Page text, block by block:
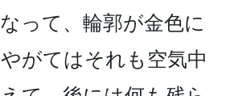
って、輪郭が金色に
がてはそれも空気中